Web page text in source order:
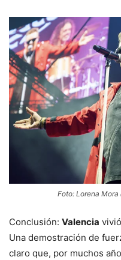
Foto: Lorena
Conclusión: Valencia
Una demostración de
claro que, por muchos